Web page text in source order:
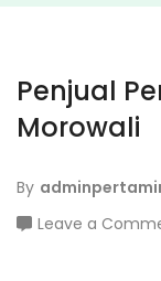
Penjual
Morowali
By
Leave a